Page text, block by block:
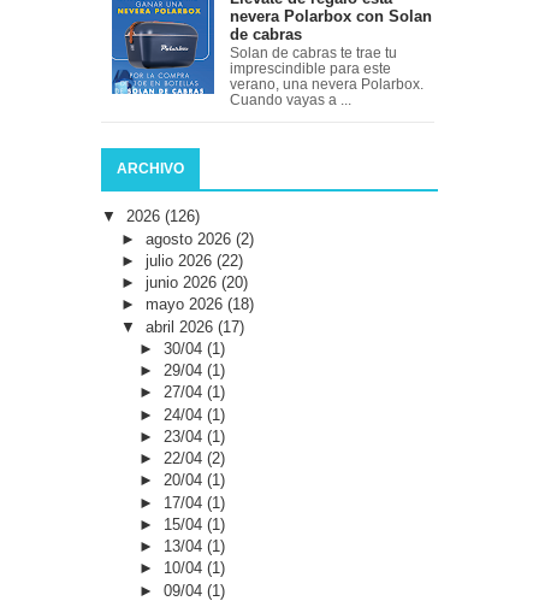
nevera Polarbox con Solan
de cabras
Solan de cabras te trae tu
imprescindible para este
verano, una nevera Polarbox.
Cuando vayas a ...
ARCHIVO
▼ 2026 (126)
► agosto 2026 (2)
► julio 2026 (22)
► junio 2026 (20)
► mayo 2026 (18)
▼ abril 2026 (17)
►30/04(1)
►29/04(1)
►27/04(1)
► 24/04(1)
► 23/04(1)
►22/04(2)
►20/04(1)
► 17/04(1)
► 15/04(1)
► 13/04(1)
► 10/04(1)
►09/04(1)